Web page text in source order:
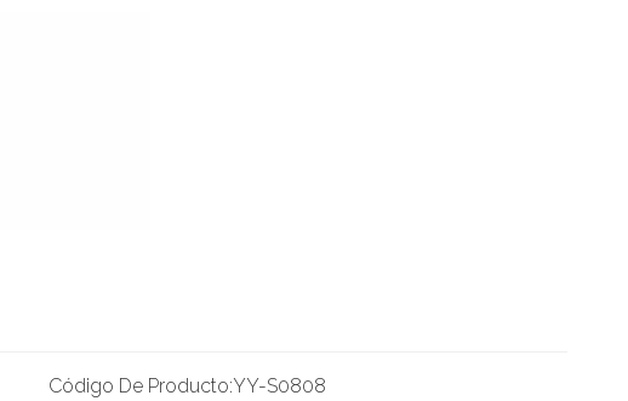
Código De Producto:YY-S0808